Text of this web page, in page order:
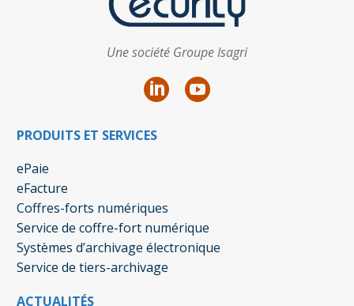
Une société Groupe Isagri
PRODUITS ET SERVICES
ePaie
eFacture
Coffres-forts numériques
Service de coffre-fort numérique
Systèmes d’archivage électronique
Service de tiers-archivage
ACTUALITÉS